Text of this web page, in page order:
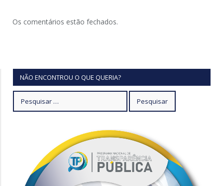
Os comentários estão fechados.
NÃO ENCONTROU O QUE QUERIA?